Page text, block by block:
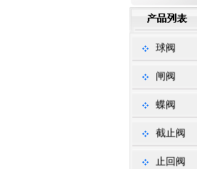
球阀
闸阀
蝶阀
截止阀
止回阀